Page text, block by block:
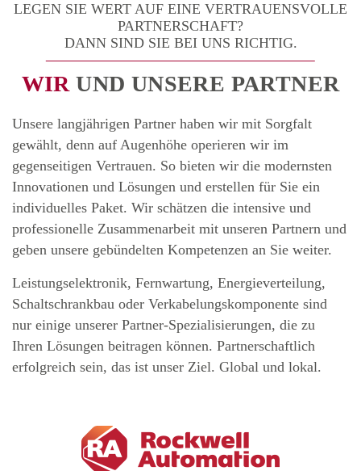
LEGEN SIE WERT AUF EINE VERTRAUENSVOLLE
PARTNERSCHAFT?
DANN SIND SIE BEI UNS RICHTIG.
WIRUND UNSERE PARTNER
Unsere langjährigen Partner haben wir mit Sorgfalt
gewählt, denn auf Augenhöhe operieren wir im
gegenseitigen Vertrauen. So bieten wir die modernsten
Innovationen und Lösungen und erstellen für Sie ein
individuelles Paket. Wir schätzen die intensive und
professionelle Zusammenarbeit mit unseren Partnern und
geben unsere gebündelten Kompetenzen an Sie weiter.
Leistungselektronik, Fernwartung, Energieverteilung,
Schaltschrankbau oder Verkabelungskomponente sind
nur einige unserer Partner-Spezialisierungen, die zu
Ihren Lösungen beitragen können. Partnerschaftlich
erfolgreich sein, das ist unser Ziel. Global und lokal.